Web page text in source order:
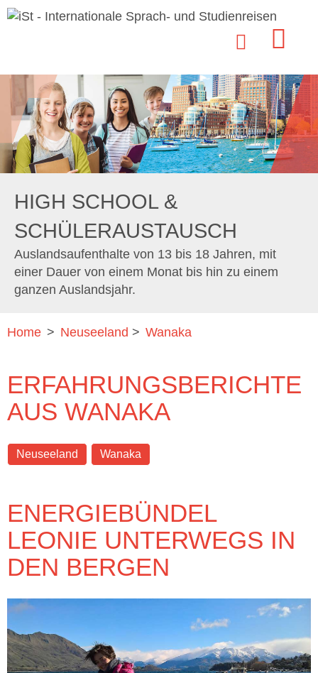
HIGH SCHOOL &
SCHÜLERAUSTAUSCH
Auslandsaufenthalte von 13 bis 18 Jahren, mit
einer Dauer von einem Monat bis hin zu einem
ganzen Auslandsjahr.
Home > Neuseeland > Wanaka
ERFAHRUNGSBERICHTE
AUS WANAKA
Neuseeland Wanaka
ENERGIEBÜNDEL
LEONIE UNTERWEGS IN
DEN BERGEN